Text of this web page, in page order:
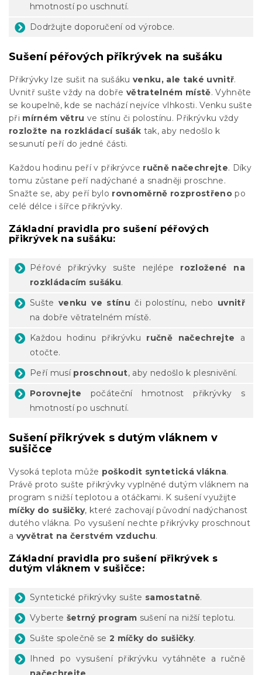
hmotností po uschnutí.
Dodržujte doporučení od výrobce.
Sušení péřových přikrývek na sušáku
Přikrývky lze sušit na sušáku venku, ale také uvnitř.
Uvnitř sušte vždy na dobře větratelném místě. Vyhněte
se koupelně, kde se nachází nejvíce vlhkosti. Venku sušte
při mírném větru ve stínu či polostínu. Přikrývku vždy
rozložte na rozkládací sušák tak, aby nedošlo k
sesunutí peří do jedné části.
Každou hodinu peří v přikrývce ručně načechrejte. Díky
tomu zůstane peří nadýchané a snadněji proschne.
Snažte se, aby peří bylo rovnoměrně rozprostřeno po
celé délce i šířce přikrývky.
Základní pravidla pro sušení péřových
přikrývek na sušáku:
Péřové přikrývky sušte nejlépe rozložené na
rozkládacím sušáku.
Suštevenku ve stínu či polostínu, nebo uvnitř
na dobře větratelném místě.
Každou hodinu přikrývku ručně načechrejte a
otočte.
Peří musí proschnout, aby nedošlo k plesnivění.
Porovnejte počáteční hmotnost přikrývky s
hmotností po uschnutí.
Sušení přikrývek s dutým vláknem v
sušičce
Vysoká teplota může poškodit syntetická vlákna.
Právě proto sušte přikrývky vyplněné dutým vláknem na
program s nižší teplotou a otáčkami. K sušení využijte
míčky do sušičky, které zachovají původní nadýchanost
dutého vlákna. Po vysušení nechte přikrývky proschnout
a vyvětrat na čerstvém vzduchu.
Základní pravidla pro sušení přikrývek s
dutým vláknem v sušičce:
Syntetické přikrývky sušte samostatně.
Vyberte šetrný program sušení na nižší teplotu.
Sušte společně se2 míčky do sušičky.
Ihned po vysušení přikrývku vytáhněte a ručně